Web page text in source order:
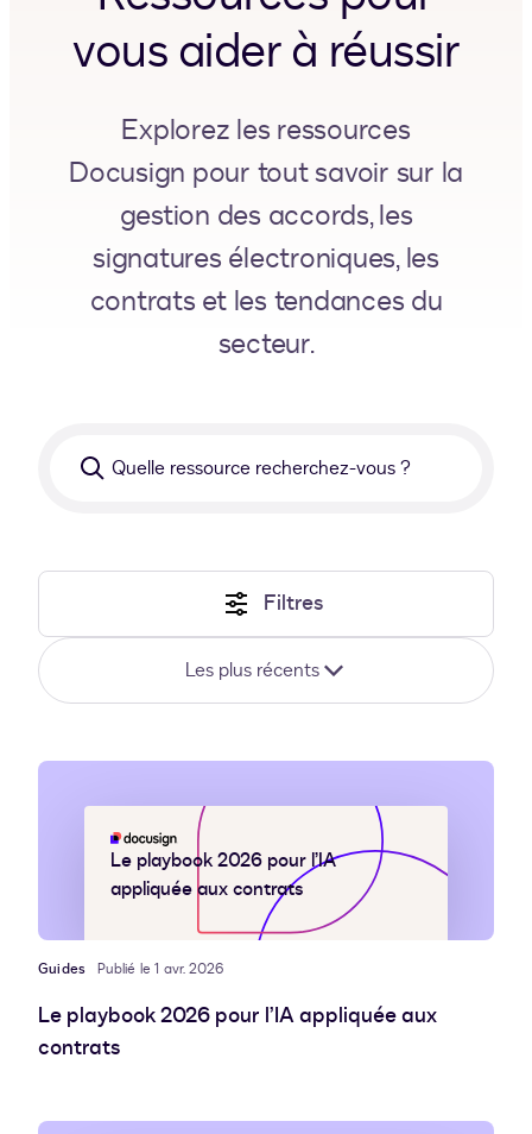
vous aider à réussir
Explorez les ressources
Docusign pour tout savoir sur la
gestion des accords, les
signatures électroniques, les
contrats et les tendances du
secteur.
ressource
recherchez-
Filtres
Les plus récents
Le playbook 2026 pour l’IA
appliquée aux contrats
Guides Publié le 1 avr. 2026
Le playbook 2026 pour l’IA appliquée aux
contrats